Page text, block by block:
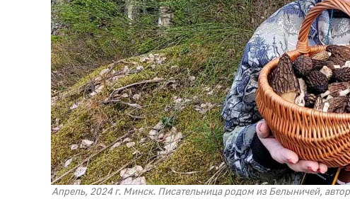
Апрель, 2024 г. Минск. Писательница родом из Белыничей,